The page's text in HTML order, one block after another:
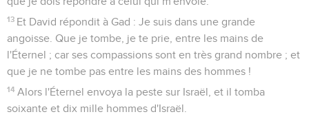
13 Et David répondit à Gad : Je suis dans une grande
angoisse. Que je tombe, je te prie, entre les mains de
l'Éternel ; car ses compassions sont en très grand nombre ; et
que je ne tombe pas entre les mains des hommes !
14 Alors l'Éternel envoya la peste sur Israël, et il tomba
soixante et dix mille hommes d'Israël.